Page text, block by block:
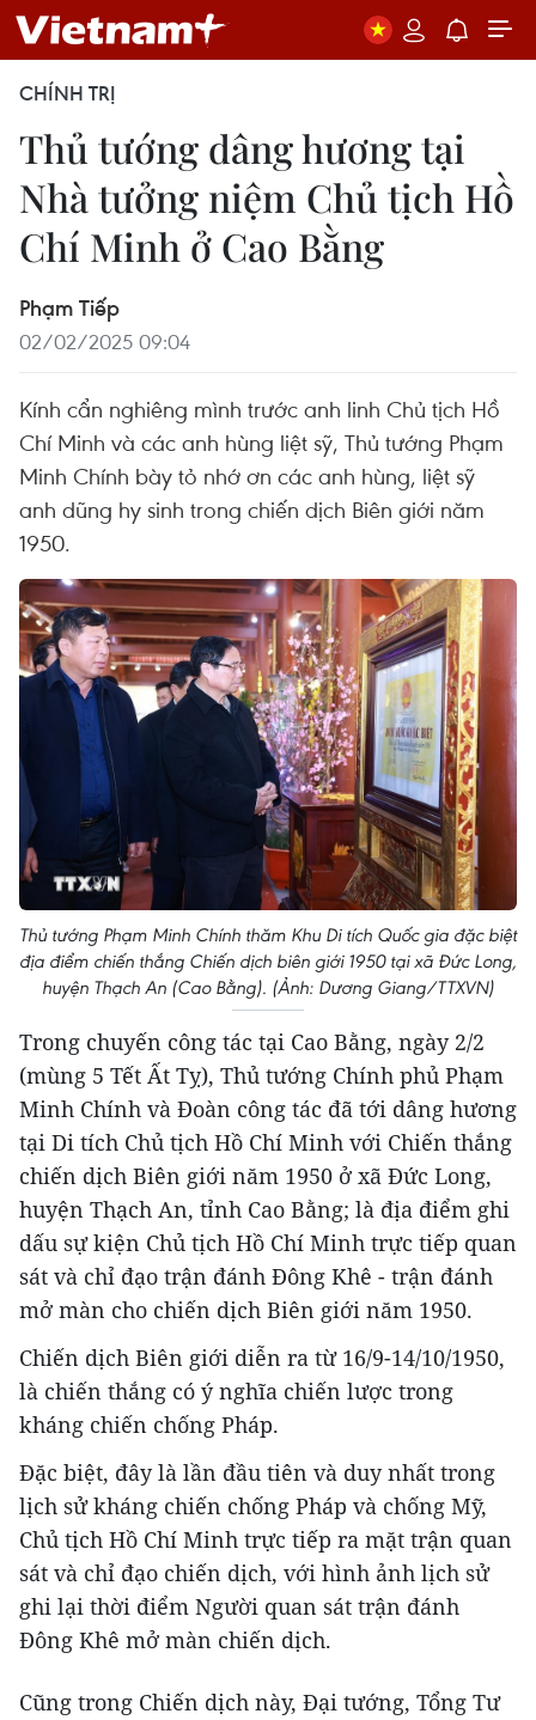
CHÍNH TRỊ
Thủ tướng dâng hương tại
Nhà tưởng niệm Chủ tịch Hồ
Chí Minh ở Cao Bằng
Phạm Tiếp
02/02/2025 09:04
Kính cẩn nghiêng mình trước anh linh Chủ tịch Hồ
Chí Minh và các anh hùng liệt sỹ, Thủ tướng Phạm
Minh Chính bày tỏ nhớ ơn các anh hùng, liệt sỹ
anh dũng hy sinh trong chiến dịch Biên giới năm
1950.
Thủ tướng Phạm Minh Chính thăm Khu Di tích Quốc gia đặc biệt
địa điểm chiến thắng Chiến dịch biên giới 1950 tại xã Đức Long,
huyện Thạch An (Cao Bằng). (Ảnh: Dương Giang/TTXVN)
Trong chuyến công tác tại Cao Bằng, ngày 2/2
(mùng 5 Tết Ất Tỵ), Thủ tướng Chính phủ Phạm
Minh Chính và Đoàn công tác đã tới dâng hương
tại Di tích Chủ tịch Hồ Chí Minh với Chiến thắng
chiến dịch Biên giới năm 1950 ở xã Đức Long,
huyện Thạch An, tỉnh Cao Bằng; là địa điểm ghi
dấu sự kiện Chủ tịch Hồ Chí Minh trực tiếp quan
sát và chỉ đạo trận đánh Đông Khê - trận đánh
mở màn cho chiến dịch Biên giới năm 1950.
Chiến dịch Biên giới diễn ra từ 16/9-14/10/1950,
là chiến thắng có ý nghĩa chiến lược trong
kháng chiến chống Pháp.
Đặc biệt, đây là lần đầu tiên và duy nhất trong
lịch sử kháng chiến chống Pháp và chống Mỹ,
Chủ tịch Hồ Chí Minh trực tiếp ra mặt trận quan
sát và chỉ đạo chiến dịch, với hình ảnh lịch sử
ghi lại thời điểm Người quan sát trận đánh
Đông Khê mở màn chiến dịch.
Cũng trong Chiến dịch này, Đại tướng, Tổng Tư